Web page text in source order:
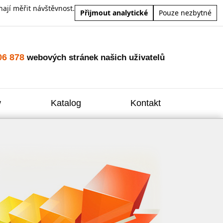
měřit návštěvnost.
Přijmout analytické Pouze nezbytné
878 webových stránek našich uživatelů
Katalog Kontakt